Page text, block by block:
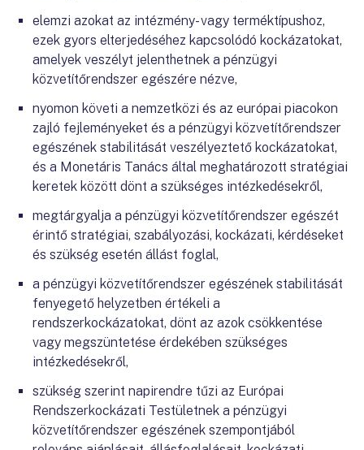
elemzi azokat az intézmény- vagy terméktípushoz,
ezek gyors elterjedéséhez kapcsolódó kockázatokat,
amelyek veszélyt jelenthetnek a pénzügyi
közvetítőrendszer egészére nézve,
nyomon követi a nemzetközi és az európai piacokon
zajló fejleményeket és a pénzügyi közvetítőrendszer
egészének stabilitását veszélyeztető kockázatokat,
és a Monetáris Tanács által meghatározott stratégiai
keretek között dönt a szükséges intézkedésekről,
megtárgyalja a pénzügyi közvetítőrendszer egészét
érintő stratégiai, szabályozási, kockázati, kérdéseket
és szükség esetén állást foglal,
a pénzügyi közvetítőrendszer egészének stabilitását
fenyegető helyzetben értékeli a
rendszerkockázatokat, dönt az azok csökkentése
vagy megszüntetése érdekében szükséges
intézkedésekről,
szükség szerint napirendre tűzi az Európai
Rendszerkockázati Testületnek a pénzügyi
közvetítőrendszer egészének szempontjából